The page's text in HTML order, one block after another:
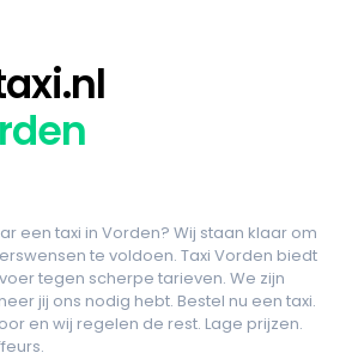
een taxi in Vorden? Wij staan klaar om
te voldoen. Taxi Vorden biedt
tegen scherpe tarieven. We zijn
jij ons nodig hebt. Bestel nu een taxi.
en wij regelen de rest. Lage prijzen.